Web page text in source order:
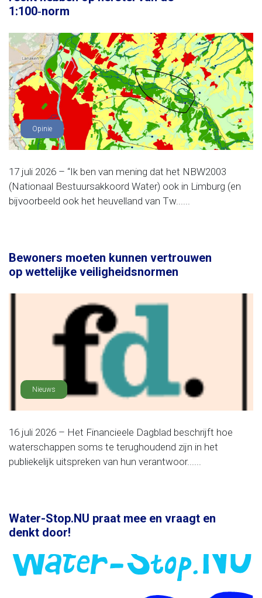
1:100‑norm
Opinie
17 juli 2026 – “Ik ben van mening dat het NBW2003
(Nationaal Bestuursakkoord Water) ook in Limburg (en
bijvoorbeeld ook het heuvelland van Tw......
Bewoners moeten kunnen vertrouwen
op wettelijke veiligheidsnormen
Nieuws
16 juli 2026 – Het Financieele Dagblad beschrijft hoe
waterschappen soms te terughoudend zijn in het
publiekelijk uitspreken van hun verantwoor......
Water-Stop.NU praat mee en vraagt en
denkt door!